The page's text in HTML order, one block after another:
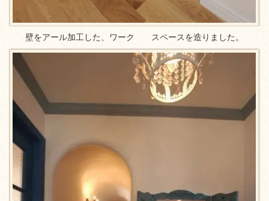
壁をアール加工した、ワーク スペースを造りました。